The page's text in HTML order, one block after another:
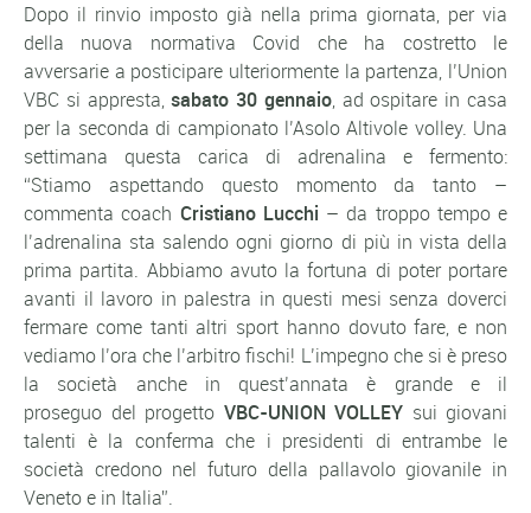
Dopo il rinvio imposto già nella prima giornata, per via
della nuova normativa Covid che ha costretto le
avversarie a posticipare ulteriormente la partenza, l’Union
VBC si appresta,sabato 30 gennaio, ad ospitare in casa
per la seconda di campionato l’Asolo Altivole volley. Una
settimana questa carica di adrenalina e fermento:
“Stiamo aspettando questo momento da tanto –
commenta coach Cristiano Lucchi – da troppo tempo e
l’adrenalina sta salendo ogni giorno di più in vista della
prima partita. Abbiamo avuto la fortuna di poter portare
avanti il lavoro in palestra in questi mesi senza doverci
fermare come tanti altri sport hanno dovuto fare, e non
vediamo l’ora che l’arbitro fischi! L’impegno che si è preso
la società anche in quest’annata è grande e il
proseguo del progetto VBC-UNION VOLLEY sui giovani
talenti è la conferma che i presidenti di entrambe le
società credono nel futuro della pallavolo giovanile in
Veneto e in Italia”.